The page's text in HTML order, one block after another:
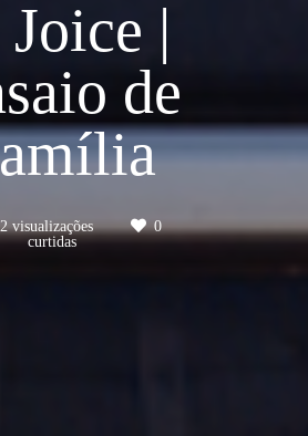
|
de
visualizações
0
curtidas